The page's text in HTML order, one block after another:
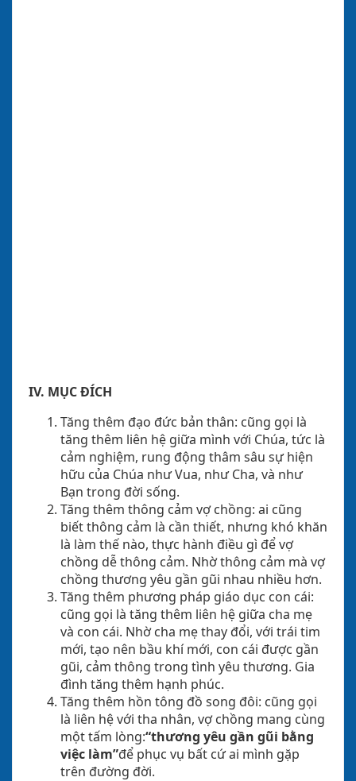
IV. MỤC ĐÍCH
Tăng thêm đạo đức bản thân: cũng gọi là
tăng thêm liên hệ giữa mình với Chúa, tức là
cảm nghiệm, rung động thâm sâu sự hiện
hữu của Chúa như Vua, như Cha, và như
Bạn trong đời sống.
Tăng thêm thông cảm vợ chồng: ai cũng
biết thông cảm là cần thiết, nhưng khó khăn
là làm thế nào, thực hành điều gì để vợ
chồng dễ thông cảm. Nhờ thông cảm mà vợ
chồng thương yêu gần gũi nhau nhiều hơn.
Tăng thêm phương pháp giáo dục con cái:
cũng gọi là tăng thêm liên hệ giữa cha mẹ
và con cái. Nhờ cha mẹ thay đổi, với trái tim
mới, tạo nên bầu khí mới, con cái được gần
gũi, cảm thông trong tình yêu thương. Gia
đình tăng thêm hạnh phúc.
Tăng thêm hồn tông đồ song đôi: cũng gọi
là liên hệ với tha nhân, vợ chồng mang cùng
một tấm lòng:“thương yêu gần gũi bằng
việc làm”để phục vụ bất cứ ai mình gặp
trên đường đời.